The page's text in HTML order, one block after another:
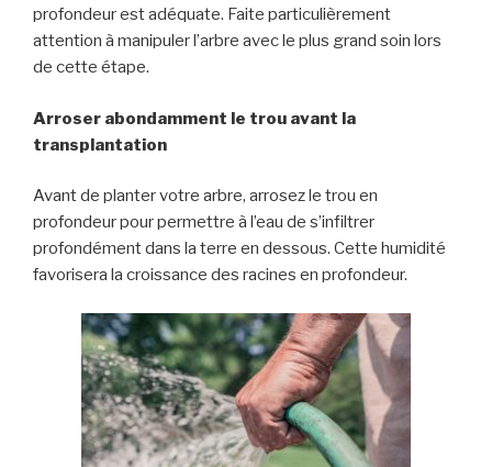
profondeur est adéquate. Faite particulièrement
attention à manipuler l’arbre avec le plus grand soin lors
de cette étape.
Arroser abondamment le trou avant la
transplantation
Avant de planter votre arbre, arrosez le trou en
profondeur pour permettre à l’eau de s’infiltrer
profondément dans la terre en dessous. Cette humidité
favorisera la croissance des racines en profondeur.